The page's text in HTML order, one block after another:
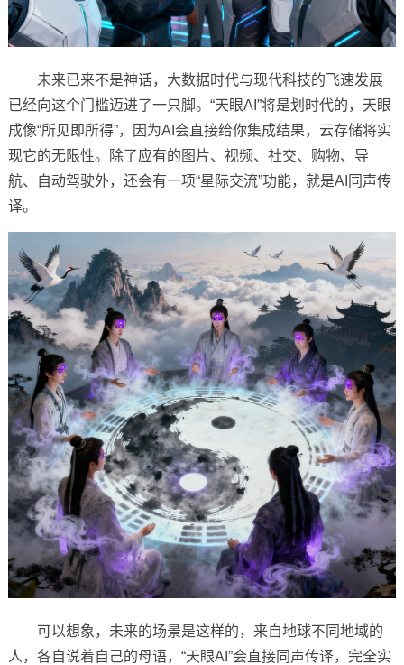
未来已来不是神话，大数据时代与现代科技的飞速发展
已经向这个门槛迈进了一只脚。“天眼AI”将是划时代的，天眼
成像“所见即所得”，因为AI会直接给你集成结果，云存储将实
现它的无限性。除了应有的图片、视频、社交、购物、导
航、自动驾驶外，还会有一项“星际交流”功能，就是AI同声传
译。
可以想象，未来的场景是这样的，来自地球不同地域的
人，各自说着自己的母语，“天眼AI”会直接同声传译，完全实